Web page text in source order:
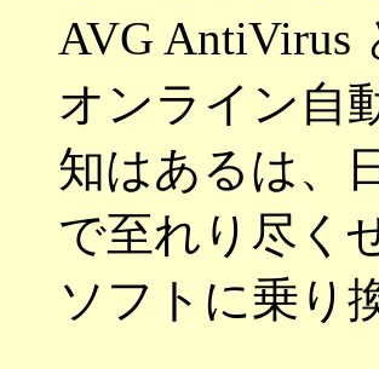
AVG
オンライン自
知はあるは、
で至れり尽く
ソフトに乗り